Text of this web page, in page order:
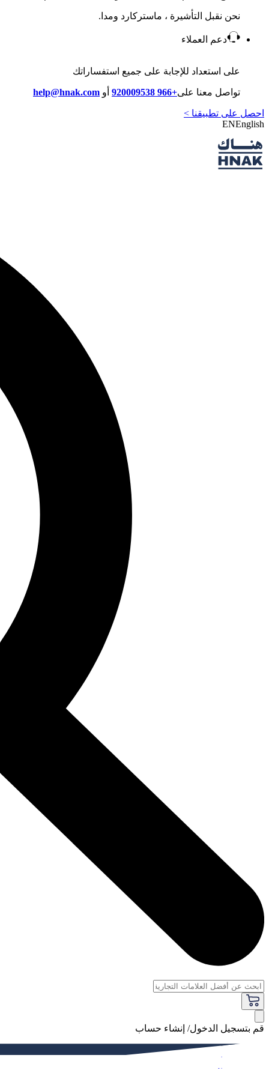
نحن نقبل التأشيرة ، ماستركارد ومدا.
دعم العملاء
على استعداد للإجابة على جميع استفساراتك
تواصل معنا على+966 920009538 أو help@hnak.com
احصل على تطبيقنا >
ENEnglish
قم بتسجيل الدخول/ إنشاء حساب
فاخر
النساء
الرجال